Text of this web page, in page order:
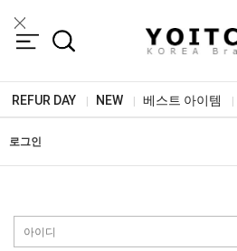
REFUR DAY NEW 베스트 아이템
로그인